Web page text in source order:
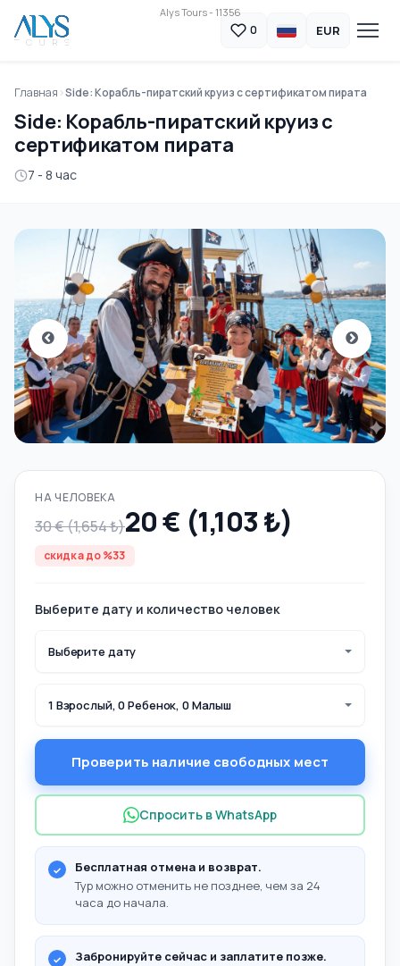
Alys Tours - 11356
0 EUR
Главная Side: Корабль-пиратский круиз с сертификатом пирата
Side: Корабль-пиратский круиз с
сертификатом пирата
7 - 8 час
НА ЧЕЛОВЕКА
30 € (1,654 ₺)20 € (1,103 ₺)
скидка до %33
Выберите дату и количество человек
Выберите дату
1 Взрослый, 0 Ребенок, 0 Малыш
Проверить наличие свободных мест
Спросить в WhatsApp
Бесплатная отмена и возврат.
Тур можно отменить не позднее, чем за 24
часа до начала.
Забронируйте сейчас и заплатите позже.